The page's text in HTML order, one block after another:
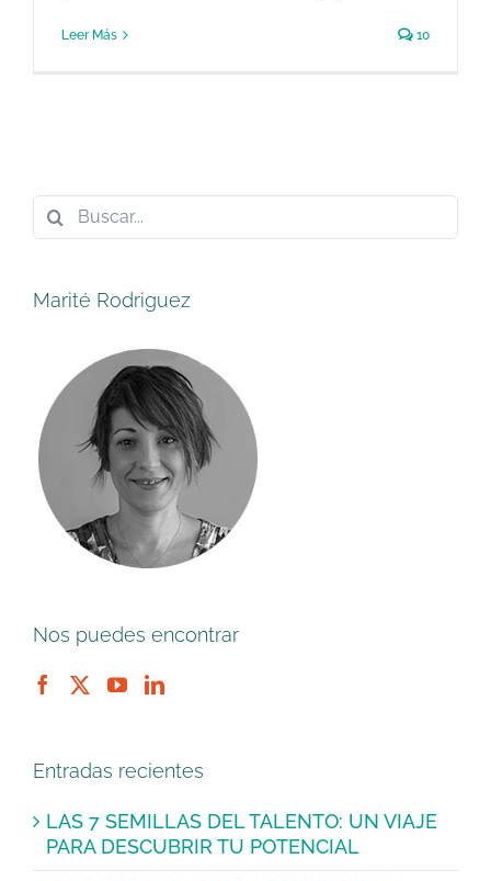
Leer Más 10
Buscar:
Marité Rodriguez
Nos puedes encontrar
Entradas recientes
LAS 7 SEMILLAS DEL TALENTO: UN VIAJE
PARA DESCUBRIR TU POTENCIAL